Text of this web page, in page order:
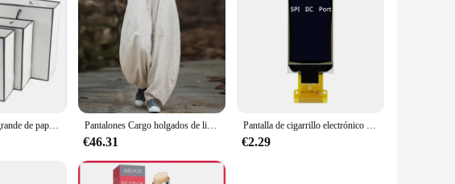
experience. With its high-grade aluminum alloy construction, this SSD
compact form factor make it a seamless addition to any computer setup,
ensuring rapid data transfer and quick access to your files. This SSD
needs. Whether you're a gamer, a professional, or a power user, the
looking to offer reliable and cost-effective storage solutions to their
Bolsa de compras grande de papel blanco con logotipo personalizado, bolsa de compras con borde negro y Asa de cinta para ropa, caja de embalaje de regalo, 10/100 piezas Pantalones Cargo holgados de lino y algodón para mujer, ropa elegante de cintura elástica, Estilo Vintage, holgada e informal, de pierna ancha y larga, de gran tamaño
€46.31
Pantalla de cigarrillo electrónico de 1,3 pulgadas, serie SPI, 13P, blanca, OLED, WISMEC, RX Gen 3, pantalla Dual, Mod, pantalla Vertical, controlador SH1107, 64x128, Puerto IIC
€2.29